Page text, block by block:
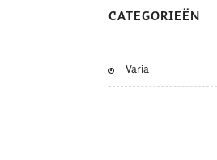
CATEGORIEËN
Varia